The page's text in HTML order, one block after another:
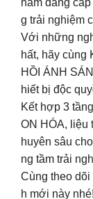
g trải nghiệm
Với những
hất, hãy cùng
HỒI ÁNH
hiết bị độc
Kết hợp 3
ON HÓA, liệu
huyên sâu
ng tầm trải
Cùng theo dõi
h mới này nhé!